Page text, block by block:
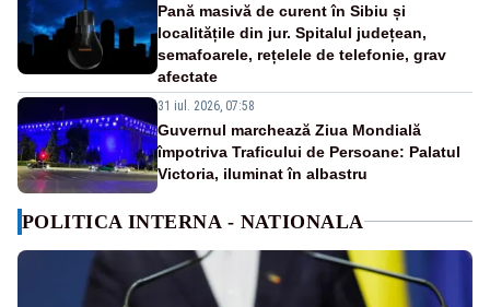
Pană masivă de curent în Sibiu și
localitățile din jur. Spitalul județean,
semafoarele, rețelele de telefonie, grav
afectate
31 iul. 2026, 07:58
Guvernul marchează Ziua Mondială
împotriva Traficului de Persoane: Palatul
Victoria, iluminat în albastru
POLITICA INTERNA - NATIONALA